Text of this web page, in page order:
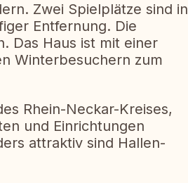
Zwei Spielplätze sind in
Entfernung. Die
Das Haus ist mit einer
Winterbesuchern zum
Rhein-Neckar-Kreises,
und Einrichtungen
attraktiv sind Hallen-